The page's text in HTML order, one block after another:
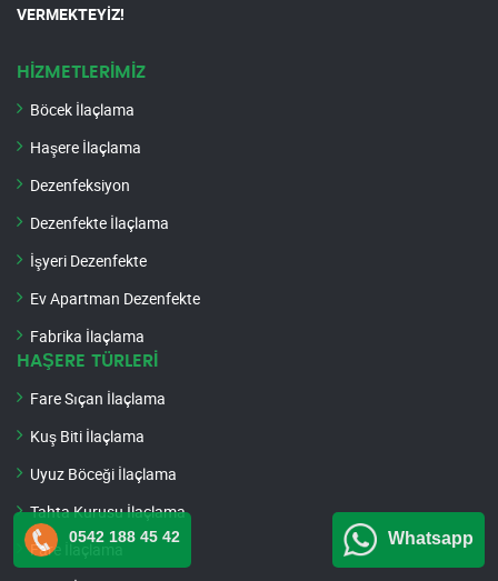
VERMEKTEYİZ!
HİZMETLERİMİZ
Böcek İlaçlama
Haşere İlaçlama
Dezenfeksiyon
Dezenfekte İlaçlama
İşyeri Dezenfekte
Ev Apartman Dezenfekte
Fabrika İlaçlama
HAŞERE TÜRLERİ
Fare Sıçan İlaçlama
Kuş Biti İlaçlama
Uyuz Böceği İlaçlama
Tahta Kurusu İlaçlama
Fare İlaçlama
0542 188 45 42 Whatsapp